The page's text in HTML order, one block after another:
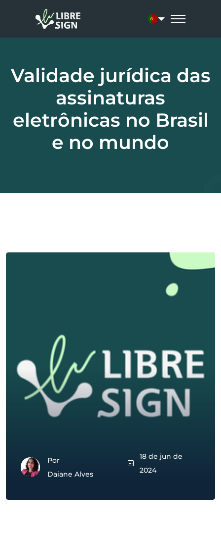
Current
Validade jurídica das
assinaturas
eletrônicas no Brasil
e no mundo
Por
Daiane Alves
18 de jun de
2024